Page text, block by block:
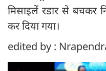
मिसाइलें रडार से बचकर
कर दिया गया।
edited by :